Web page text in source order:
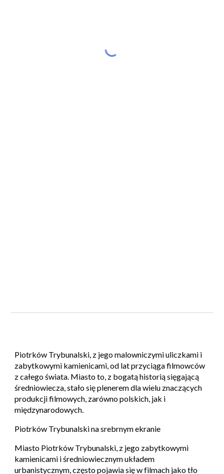
Piotrków Trybunalski, z jego malowniczymi uliczkami i
zabytkowymi kamienicami, od lat przyciąga filmowców
z całego świata. Miasto to, z bogatą historią sięgającą
średniowiecza, stało się plenerem dla wielu znaczących
produkcji filmowych, zarówno polskich, jak i
międzynarodowych.
Piotrków Trybunalski na srebrnym ekranie
Miasto Piotrków Trybunalski, z jego zabytkowymi
kamienicami i średniowiecznym układem
urbanistycznym, często pojawia się w filmach jako tło